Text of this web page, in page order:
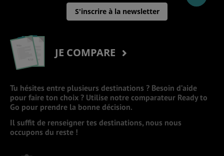
S'inscrire à la newsletter
JE COMPARE
Tu hésites entre plusieurs destinations ? Besoin d’aide
pour faire ton choix ? Utilise notre comparateur Ready to
Go pour prendre la bonne décision.
Il suffit de renseigner tes destinations, nous nous
occupons du reste !